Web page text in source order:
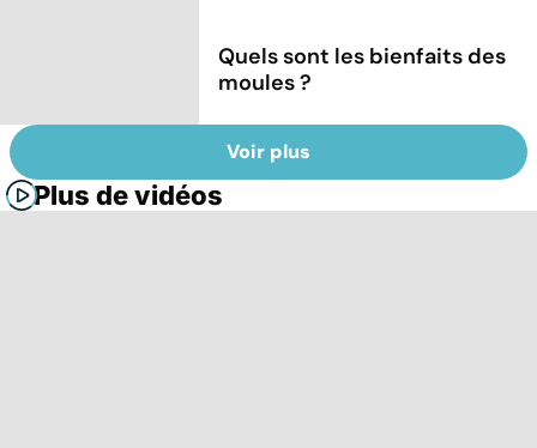
Quels sont les bienfaits des
moules ?
Voir plus
Plus de vidéos